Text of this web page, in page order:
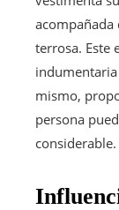
acompañada
terrosa. Este
mismo,
persona
considerable.